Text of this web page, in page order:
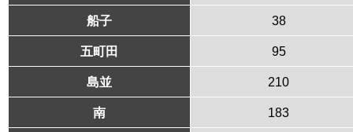
船子 38
五町田 95
島並 210
南 183